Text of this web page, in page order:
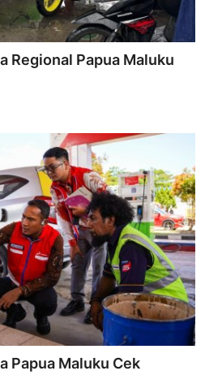
Regional Papua Maluku
Papua Maluku Cek